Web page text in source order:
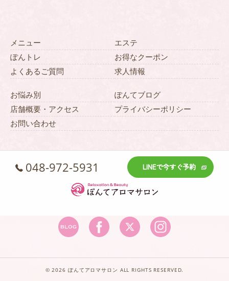
メニュー
エステ
ぽんトレ
お得なクーポン
よくあるご質問
求人情報
お悩み別
ぽんてブログ
店舗概要・アクセス
プライバシーポリシー
お問い合わせ
048-972-5931 LINEで今すぐ予約
© 2026 ぽんてアロマサロン ALL RIGHTS RESERVED.